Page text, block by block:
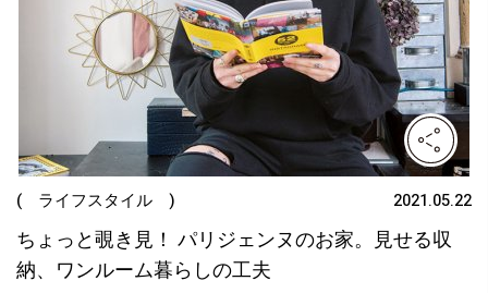
( ライフスタイル ) 2021.05.22
ちょっと覗き見！ パリジェンヌのお家。見せる収
納、ワンルーム暮らしの工夫